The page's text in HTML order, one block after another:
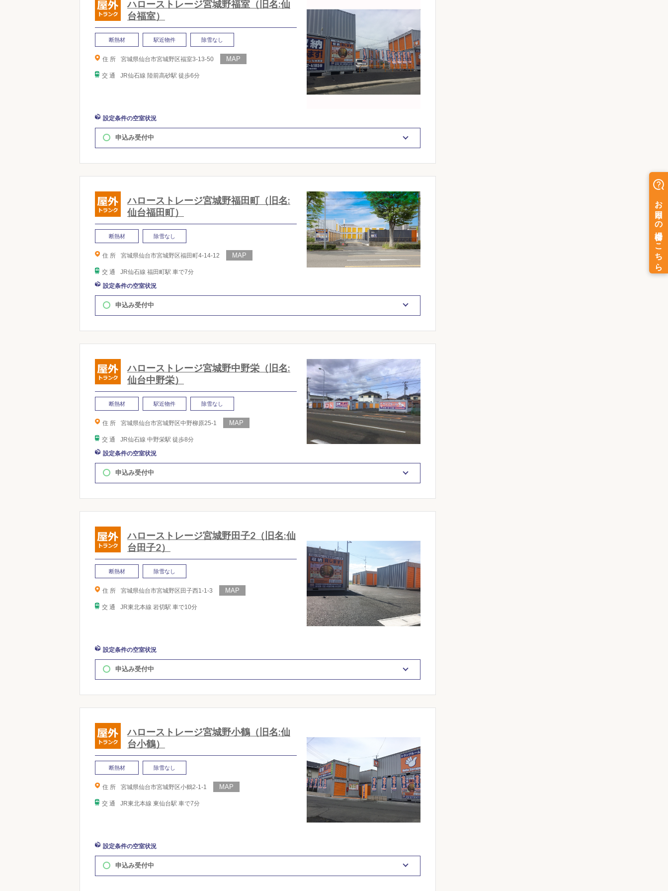
ハローストレージ宮城野福室（旧名:仙
台福室）
断熱材 駅近物件 除雪なし
住 所 宮城県仙台市宮城野区福室3-13-50
交 通 JR仙石線 陸前高砂駅 徒歩6分
設定条件の空室状況
申込み受付中
ハローストレージ宮城野福田町（旧名:
仙台福田町）
断熱材 除雪なし
住 所 宮城県仙台市宮城野区福田町4-14-12
交 通
JR仙石線 福田町駅 車で7分
設定条件の空室状況
申込み受付中
ハローストレージ宮城野中野栄（旧名:
仙台中野栄）
断熱材 駅近物件 除雪なし
住 所 宮城県仙台市宮城野区中野柳原25-1
交 通 JR仙石線 中野栄駅 徒歩8分
設定条件の空室状況
申込み受付中
ハローストレージ宮城野田子2（旧名:仙
台田子2）
断熱材 除雪なし
住 所 宮城県仙台市宮城野区田子西1-1-3
交 通 JR東北本線 岩切駅 車で10分
設定条件の空室状況
申込み受付中
ハローストレージ宮城野小鶴（旧名:仙
台小鶴）
断熱材 除雪なし
住 所 宮城県仙台市宮城野区小鶴2-1-1
交 通 JR東北本線 東仙台駅 車で7分
設定条件の空室状況
申込み受付中